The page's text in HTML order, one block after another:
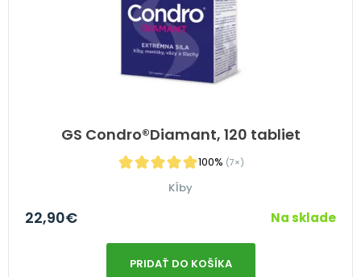
GS Condro®Diamant, 120 tabliet
100% (7×)
Kĺby
22,90€ Na sklade
PRIDAŤ DO KOŠÍKA